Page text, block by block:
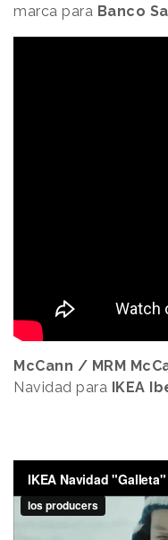
marca para Banco
McCann / MRM
Navidad para
IKEA